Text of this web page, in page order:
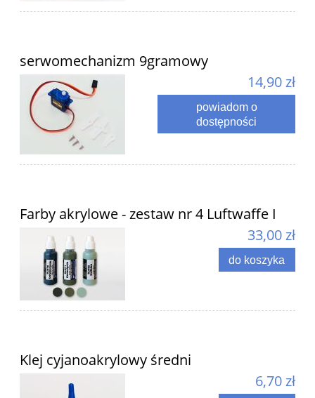
serwomechanizm 9gramowy
14,90 zł
powiadom o
dostępności
Farby akrylowe - zestaw nr 4 Luftwaffe I
33,00 zł
do koszyka
Klej cyjanoakrylowy średni
6,70 zł